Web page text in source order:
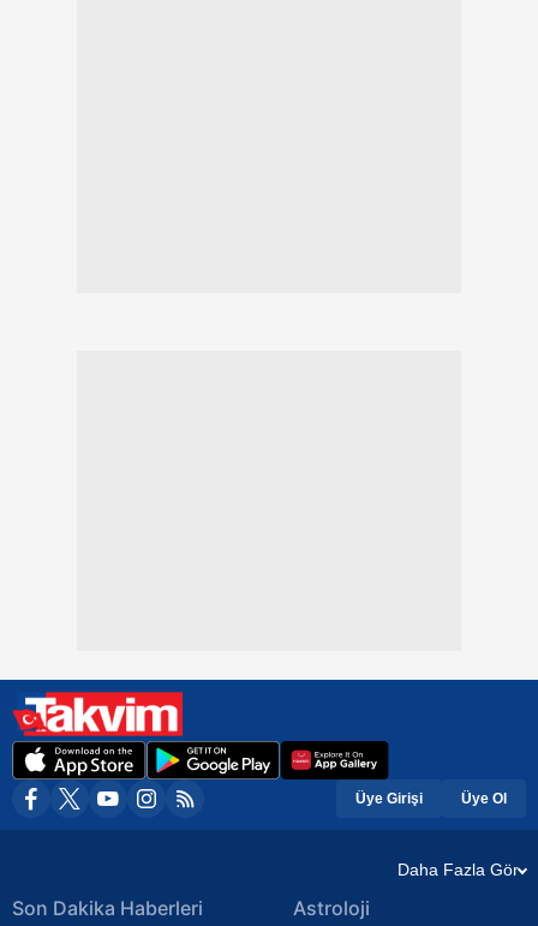
Üye Girişi Üye Ol
Daha Fazla Gör
Son Dakika Haberleri Astroloji